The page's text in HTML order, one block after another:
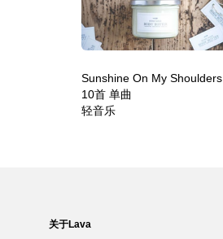
Sunshine On My Shoulders
10首 单曲
轻音乐
关于Lava